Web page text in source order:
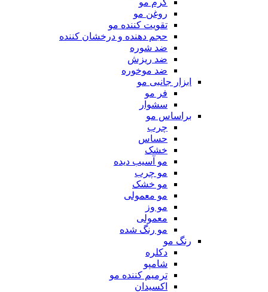
کرم مو
روغن مو
تقویت کننده مو
حجم دهنده و درخشان کننده
ضد شوره
ضد ریزش
ضد موخوره
ابزار جانبی مو
فر مو
سشوار
براساس مو
چرب
حساس
خشک
مو آسیب دیده
مو چرب
مو خشک
مو معمولی
مو وز
معمولی
مو رنگ شده
رنگ مو
دکلره
شامپو
ترمیم کننده مو
اکسیدان